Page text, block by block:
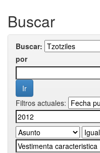
Buscar
Buscar:
por
Filtros actuales: